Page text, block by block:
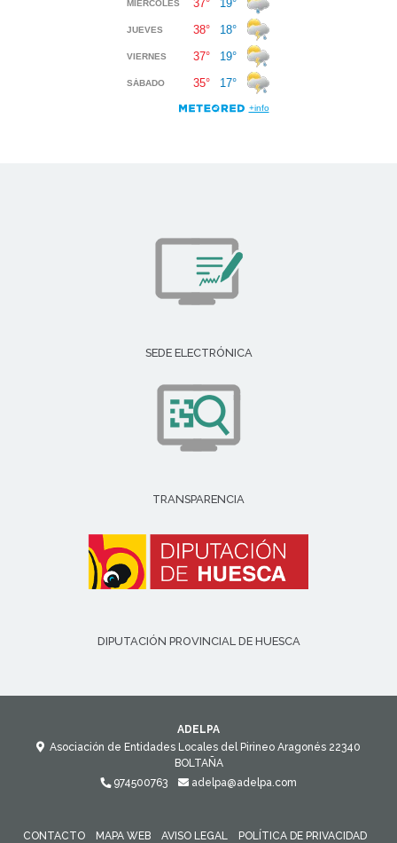
SEDE ELECTRÓNICA
TRANSPARENCIA
DIPUTACIÓN PROVINCIAL DE HUESCA
ADELPA
Asociación de Entidades Locales del Pirineo Aragonés 22340
BOLTAÑA
974500763
adelpa@adelpa.com
CONTACTO MAPA WEB AVISO LEGAL POLÍTICA DE PRIVACIDAD